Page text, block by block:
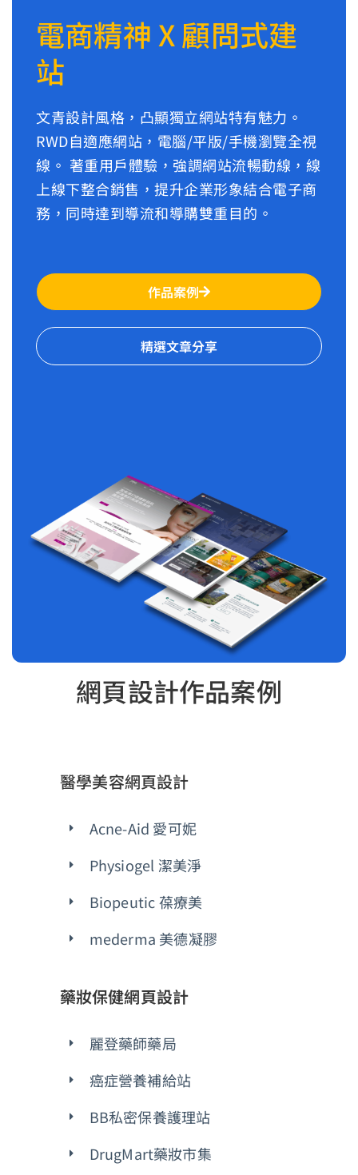
電商精神 X 顧問式建
站
文青設計風格，凸顯獨立網站特有魅力。
RWD自適應網站，電腦/平版/手機瀏覽全視
線。 著重用戶體驗，強調網站流暢動線，線
上線下整合銷售，提升企業形象結合電子商
務，同時達到導流和導購雙重目的。
作品案例
精選文章分享
網頁設計作品案例
醫學美容網頁設計
Acne-Aid 愛可妮
Physiogel 潔美淨
Biopeutic 葆療美
mederma 美德凝膠
藥妝保健網頁設計
麗登藥師藥局
癌症營養補給站
BB私密保養護理站
DrugMart藥妝市集